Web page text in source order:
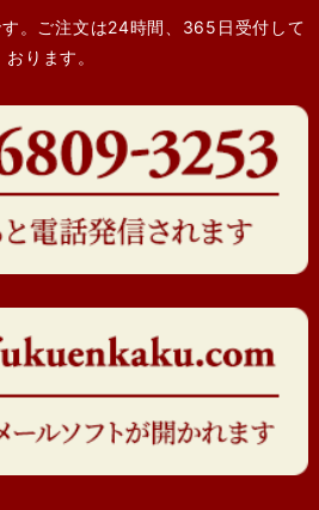
。ご注文は24時間、365日受付して
おります。